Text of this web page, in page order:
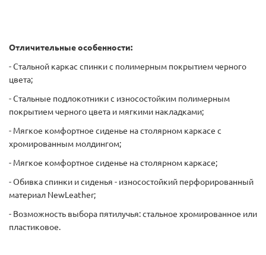
Отличительные особенности:
- Стальной каркас спинки с полимерным покрытием черного
цвета;
- Стальные подлокотники с износостойким полимерным
покрытием черного цвета и мягкими накладками;
- Мягкое комфортное сиденье на столярном каркасе с
хромированным молдингом;
- Мягкое комфортное сиденье на столярном каркасе;
- Обивка спинки и сиденья - износостойкий перфорированный
материал NewLeather;
- Возможность выбора пятилучья: стальное хромированное или
пластиковое.